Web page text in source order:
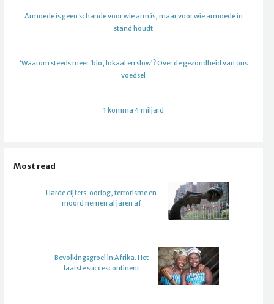
Armoede is geen schande voor wie arm is, maar voor wie armoede in
stand houdt
‘Waarom steeds meer ‘bio, lokaal en slow’? Over de gezondheid van ons
voedsel
1 komma 4 miljard
Most read
Harde cijfers: oorlog, terrorisme en
moord nemen al jaren af
Bevolkingsgroei in Afrika. Het
laatste succescontinent